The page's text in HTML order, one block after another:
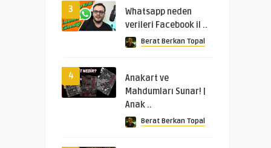
3
Whatsapp neden
verileri Facebook il ..
Berat Berkan Topal
4
Anakart ve
Mahdumları Sunar! |
Anak ..
Berat Berkan Topal